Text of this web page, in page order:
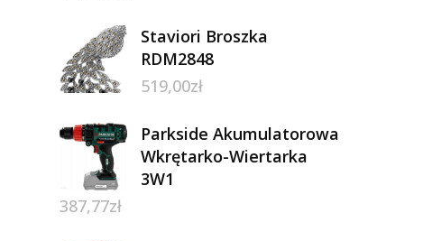
Staviori Broszka
RDM2848
519,00zł
Parkside Akumulatorowa
Wkrętarko-Wiertarka
3W1
387,77zł